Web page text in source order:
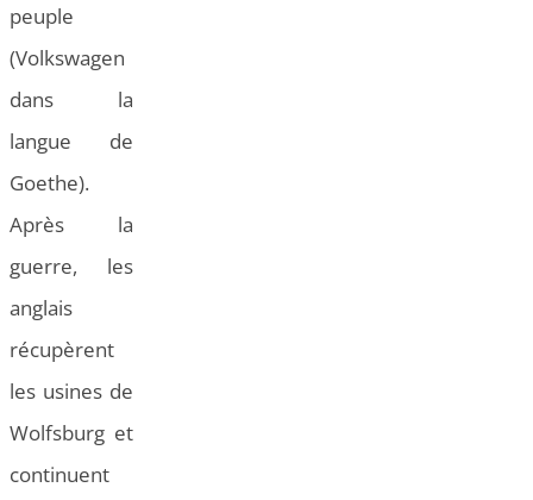
peuple
(Volkswagen
dans la
langue de
Goethe).
Après la
guerre, les
anglais
récupèrent
les usines de
Wolfsburg et
continuent